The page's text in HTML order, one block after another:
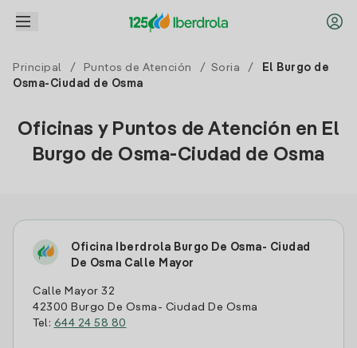
Principal / Puntos de Atención / Soria /
El Burgo de
Osma-Ciudad de Osma
Oficinas y Puntos de Atención en El
Burgo de Osma-Ciudad de Osma
Oficina Iberdrola Burgo De Osma- Ciudad
De Osma Calle Mayor
Calle Mayor 32
42300 Burgo De Osma- Ciudad De Osma
Tel: 644 24 58 80